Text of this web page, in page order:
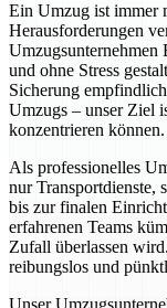
Ein Umzug ist immer
Herausforderungen
Umzugsunternehmen
und ohne Stress
Sicherung
Umzugs – unser Ziel
konzentrieren können.
Als professionelles
nur Transportdienste,
bis zur finalen
erfahrenen Teams
Zufall überlassen
reibungslos und